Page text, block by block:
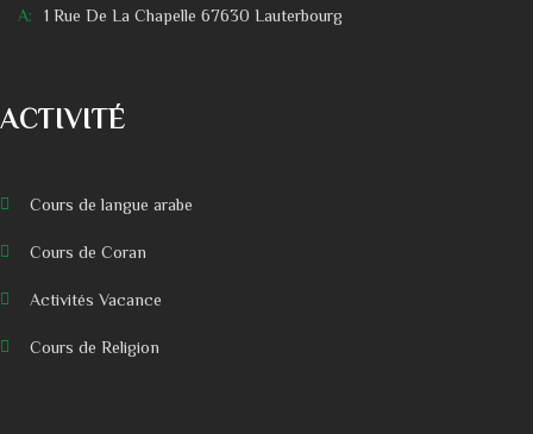
A: 1 Rue De La Chapelle 67630 Lauterbourg
ACTIVITÉ
Cours de langue arabe
Cours de Coran
Activités Vacance
Cours de Religion